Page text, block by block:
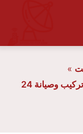
فني ستلايت شرق تيماء 66166715 تركيب وصيانة 24